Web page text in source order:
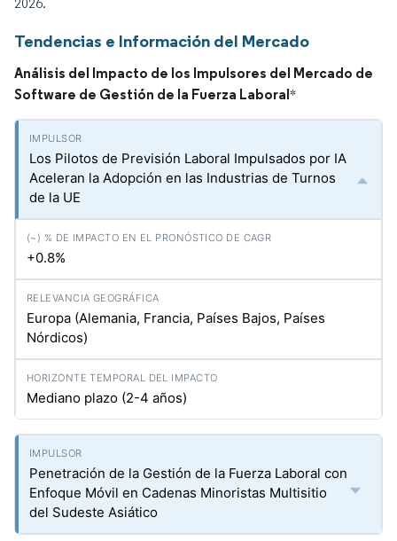
Tendencias e Información del Mercado
Análisis del Impacto de los Impulsores del Mercado de
Software de Gestión de la Fuerza Laboral*
Los Pilotos de Previsión Laboral Impulsados por IA
Aceleran la Adopción en las Industrias de Turnos
de la UE
+0.8%
Europa (Alemania, Francia, Países Bajos, Países
Nórdicos)
Mediano plazo (2-4 años)
Penetración de la Gestión de la Fuerza Laboral con
Enfoque Móvil en Cadenas Minoristas Multisitio
del Sudeste Asiático